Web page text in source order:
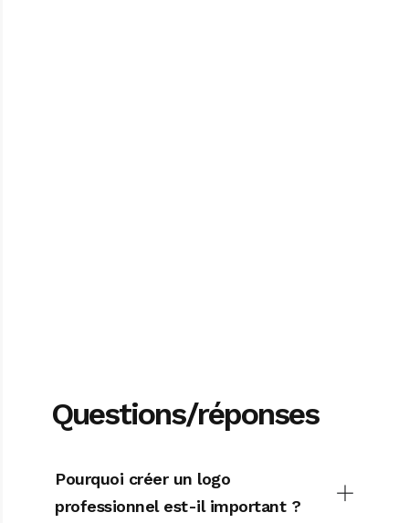
Questions/réponses
Pourquoi créer un logo
professionnel est-il important ?